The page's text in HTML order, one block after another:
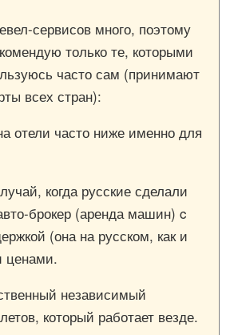
сервисов много, поэтому
только те, которыми
часто сам (принимают
всех стран):
отели часто ниже именно для
когда русские сделали
брокер (аренда машин) c
(она на русском, как и
ценами.
независимый
который работает везде.